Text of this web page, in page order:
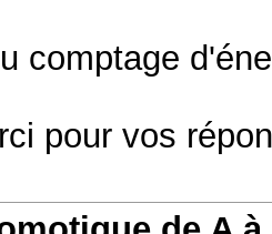
comptage
pour vos